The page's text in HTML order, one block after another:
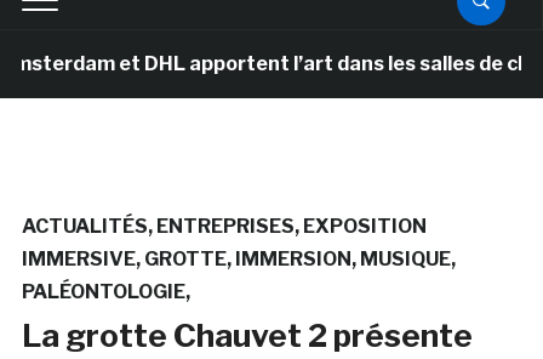
et DHL apportent l’art dans les salles de classe
ACTUALITÉS ENTREPRISES EXPOSITION
IMMERSIVE GROTTE IMMERSION
MUSIQUE
PALÉONTOLOGIE
La grotte Chauvet 2 présente